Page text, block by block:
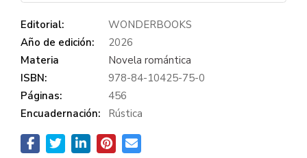
Editorial:
WONDERBOOKS
Año de edición:
2026
Materia
Novela romántica
ISBN:
978-84-10425-75-0
Páginas:
456
Encuadernación:
Rústica